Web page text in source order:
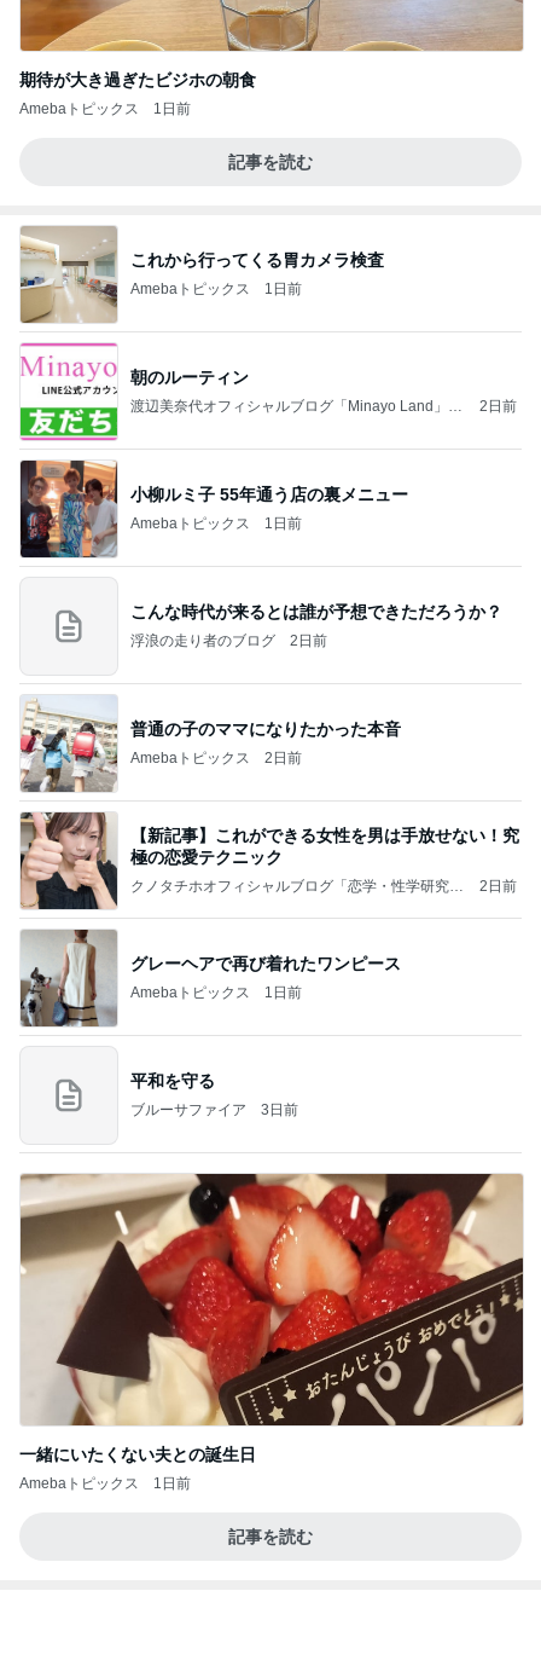
期待が大き過ぎたビジホの朝食
Amebaトピックス 1日前
記事を読む
これから行ってくる胃カメラ検査
Amebaトピックス 1日前
朝のルーティン
渡辺美奈代オフィシャルブログ「Minayo Land」P
2日前
小柳ルミ子 55年通う店の裏メニュー
Amebaトピックス 1日前
こんな時代が来るとは誰が予想できただろうか？
浮浪の走り者のブログ 2日前
普通の子のママになりたかった本音
Amebaトピックス 2日前
【新記事】これができる女性を男は手放せない！究
極の恋愛テクニック
クノタチホオフィシャルブログ「恋学・性学研究
2日前
グレーヘアで再び着れたワンピース
Amebaトピックス 1日前
平和を守る
ブルーサファイア 3日前
一緒にいたくない夫との誕生日
Amebaトピックス 1日前
記事を読む